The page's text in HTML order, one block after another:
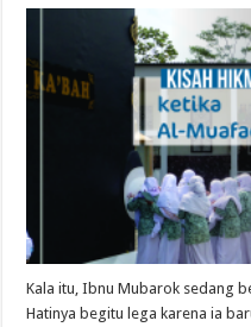
Kala itu, Ibnu Mubarok sedang
Hatinya begitu lega karena ia